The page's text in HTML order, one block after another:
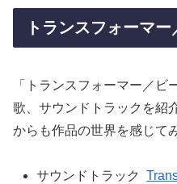
トランスフォーマ
「トランスフォーマー／ビ
歌、サウンドトラックを紹
からも作品の世界を感じて
サウンドトラック